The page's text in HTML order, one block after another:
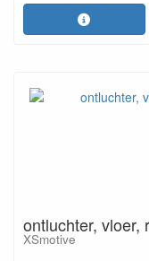
ontluchter, vloer,
XSmotive